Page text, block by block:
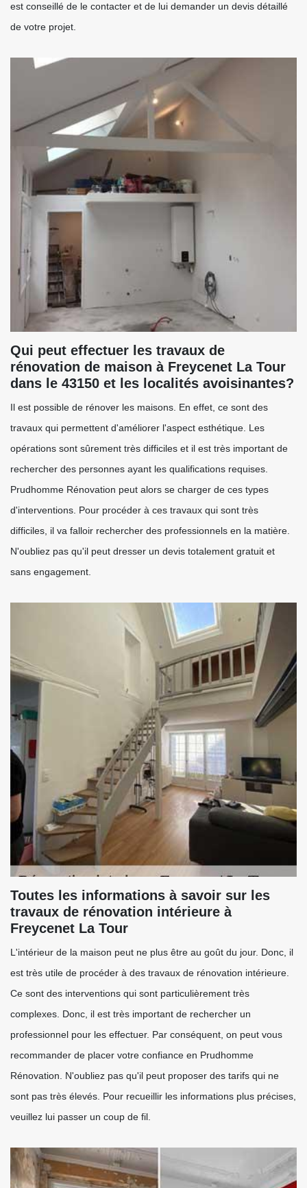
est conseillé de le contacter et de lui demander un devis détaillé
de votre projet.
Qui peut effectuer les travaux de
rénovation de maison à Freycenet La Tour
dans le 43150 et les localités avoisinantes?
Il est possible de rénover les maisons. En effet, ce sont des
travaux qui permettent d'améliorer l'aspect esthétique. Les
opérations sont sûrement très difficiles et il est très important de
rechercher des personnes ayant les qualifications requises.
Prudhomme Rénovation peut alors se charger de ces types
d'interventions. Pour procéder à ces travaux qui sont très
difficiles, il va falloir rechercher des professionnels en la matière.
N'oubliez pas qu'il peut dresser un devis totalement gratuit et
sans engagement.
Toutes les informations à savoir sur les
travaux de rénovation intérieure à
Freycenet La Tour
L'intérieur de la maison peut ne plus être au goût du jour. Donc, il
est très utile de procéder à des travaux de rénovation intérieure.
Ce sont des interventions qui sont particulièrement très
complexes. Donc, il est très important de rechercher un
professionnel pour les effectuer. Par conséquent, on peut vous
recommander de placer votre confiance en Prudhomme
Rénovation. N'oubliez pas qu'il peut proposer des tarifs qui ne
sont pas très élevés. Pour recueillir les informations plus précises,
veuillez lui passer un coup de fil.